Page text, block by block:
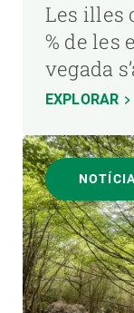
Les illes
% de les
vegada
EXPLORAR